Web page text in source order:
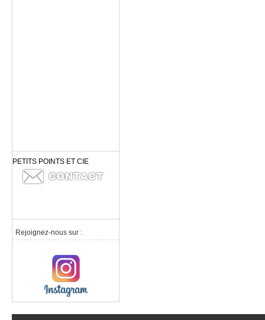
PETITS POINTS ET CIE
Rejoignez-nous sur :